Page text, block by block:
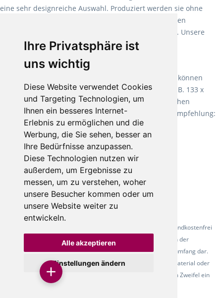
Ihre Privatsphäre ist
uns wichtig
Diese Website verwendet Cookies
und Targeting Technologien, um
Ihnen ein besseres Internet-
Erlebnis zu ermöglichen und die
Werbung, die Sie sehen, besser an
Ihre Bedürfnisse anzupassen.
Diese Technologien nutzen wir
außerdem, um Ergebnisse zu
messen, um zu verstehen, woher
unsere Besucher kommen oder um
unsere Website weiter zu
entwickeln.
Alle akzeptieren
Einstellungen ändern
eine sehr designreiche Auswahl. Produziert werden sie ohne
Weichmacher und Lösungsmittel. Mit allen verfügbaren
Verlegearten ist er für jegliche Bauvorhaben attraktiv. Unsere
Empfehlung:Wineo 1000 Multi Layer XXL.
Teppiche für ein angenehmes Laufgefühl
machen es schon lange vor. Sie können
Teppich in Ihrem gewünschten Sondermaß kaufen, z.B. 133 x
60cm. Vor allem in Schlafzimmern aufgrund der weichen
Oberfläche ein sehr beliebter Zusatzboden. Unsere Empfehlung:
Fletco Fluffy und Fletco Hermelin
* Alle Preise inkl. gesetzl. Mehrwertsteuer - Alle Artikel versandkostenfrei
ab 500 Euro in Deutschland! Die Abbildungen dienen der
Produktpräsentation und stellen nicht zwingend den Lieferumfang dar.
Farbunterschiede der Abbildungen können durch das Fotomaterial oder
den verwendeten Bildschirm entstehen - bitte fordern Sie im Zweifel ein